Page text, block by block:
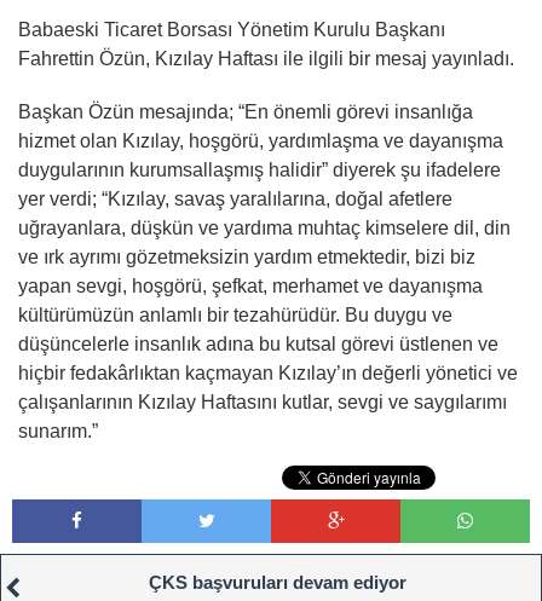
Babaeski Ticaret Borsası Yönetim Kurulu Başkanı
Fahrettin Özün, Kızılay Haftası ile ilgili bir mesaj yayınladı.
Başkan Özün mesajında; “En önemli görevi insanlığa
hizmet olan Kızılay, hoşgörü, yardımlaşma ve dayanışma
duygularının kurumsallaşmış halidir” diyerek şu ifadelere
yer verdi; “Kızılay, savaş yaralılarına, doğal afetlere
uğrayanlara, düşkün ve yardıma muhtaç kimselere dil, din
ve ırk ayrımı gözetmeksizin yardım etmektedir, bizi biz
yapan sevgi, hoşgörü, şefkat, merhamet ve dayanışma
kültürümüzün anlamlı bir tezahürüdür. Bu duygu ve
düşüncelerle insanlık adına bu kutsal görevi üstlenen ve
hiçbir fedakârlıktan kaçmayan Kızılay’ın değerli yönetici ve
çalışanlarının Kızılay Haftasını kutlar, sevgi ve saygılarımı
sunarım.”
ÇKS başvuruları devam ediyor